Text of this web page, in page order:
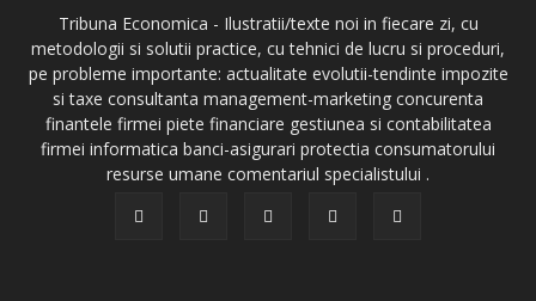
Tribuna Economica - Ilustratii/texte noi in fiecare zi, cu
metodologii si solutii practice, cu tehnici de lucru si proceduri,
pe probleme importante: actualitate evolutii-tendinte impozite
si taxe consultanta management-marketing concurenta
finantele firmei piete financiare gestiunea si contabilitatea
firmei informatica banci-asigurari protectia consumatorului
resurse umane comentariul specialistului .